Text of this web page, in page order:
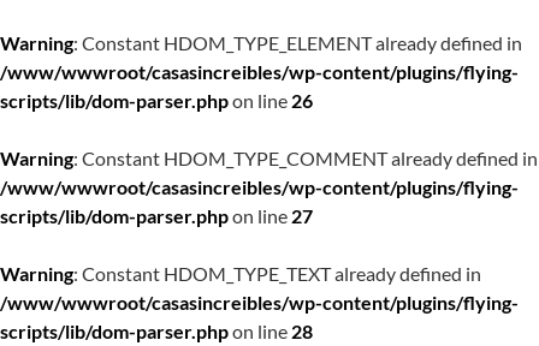
Warning: Constant HDOM_TYPE_ELEMENT already defined in
/www/wwwroot/casasincreibles/wp-content/plugins/flying-
scripts/lib/dom-parser.phpon line 26
Warning: Constant HDOM_TYPE_COMMENT already defined in
/www/wwwroot/casasincreibles/wp-content/plugins/flying-
scripts/lib/dom-parser.phpon line 27
Warning: Constant HDOM_TYPE_TEXT already defined in
/www/wwwroot/casasincreibles/wp-content/plugins/flying-
scripts/lib/dom-parser.phpon line 28